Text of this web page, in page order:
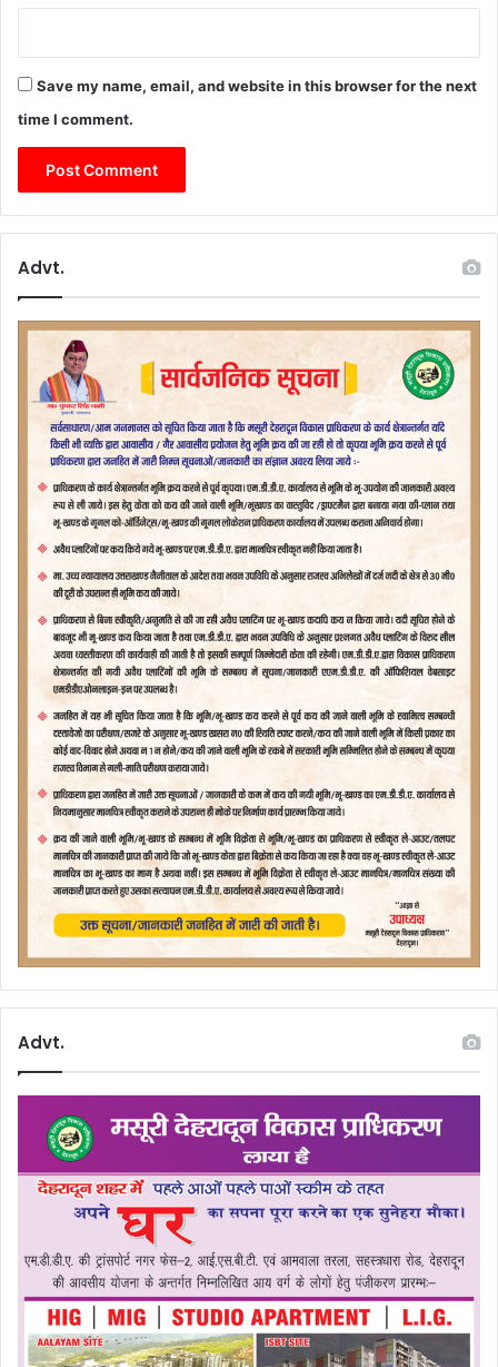
Save my name, email, and website in this browser for the next
time I comment.
Advt.
Advt.